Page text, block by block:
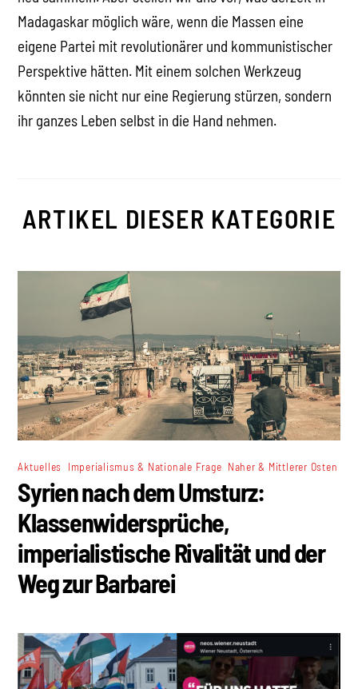
Madagaskar möglich wäre, wenn die Massen eine
eigene Partei mit revolutionärer und kommunistischer
Perspektive hätten. Mit einem solchen Werkzeug
könnten sie nicht nur eine Regierung stürzen, sondern
ihr ganzes Leben selbst in die Hand nehmen.
ARTIKEL DIESER KATEGORIE
Aktuelles Imperialismus & Nationale Frage Naher & Mittlerer Osten
Syrien nach dem Umsturz:
Klassenwidersprüche,
imperialistische Rivalität und der
Weg zur Barbarei